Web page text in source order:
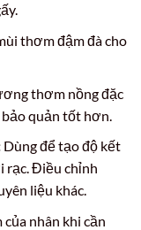
thơm đậm đà cho
thơm nồng đặc
quản tốt hơn.
Dùng để tạo độ kết
rạc. Điều chỉnh
liệu khác.
nhân khi cần